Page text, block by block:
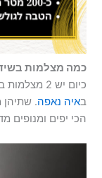
כמה מצלמות
כיום יש 2 מצלמות בשידור חי מ
באיה נאפה. שתיהן
הכי יפים ומנופים